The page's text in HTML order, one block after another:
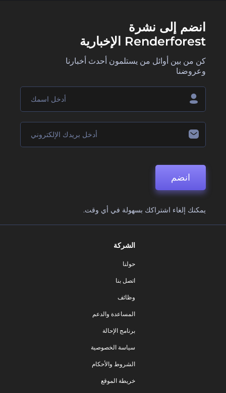
انضم إلى نشرة
Renderforest الإخبارية
كن من بين أوائل من يستلمون أحدث أخبارنا
وعروضنا
انضم
يمكنك إلغاء اشتراكك بسهولة في أي وقت.
الشركة
حولنا
اتصل بنا
وظائف
المساعدة والدعم
برنامج الإحالة
سياسة الخصوصية
الشروط والأحكام
خريطة الموقع